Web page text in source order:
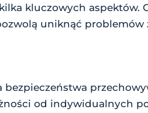
kluczowych aspektów.
uniknąć
bezpieczeństwa
od indywidualnych